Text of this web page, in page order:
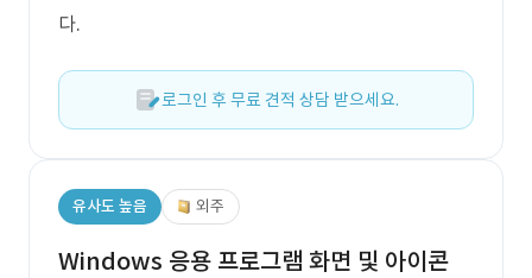
다.
로그인 후 무료 견적 상담 받으세요.
유사도 높음 외주
Windows 응용 프로그램 화면 및 아이콘